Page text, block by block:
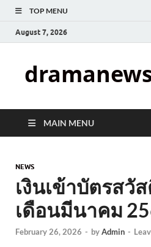
TOP MENU
August 7, 2026
MAIN MENU
NEWS
เงินเข้าบัตรสวั
เดือนมีนาคม
February 26, 2026 - byAdmin -